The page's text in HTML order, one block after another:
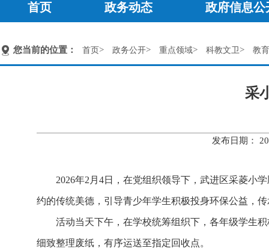
首页 政务动态 政府信息公
您当前的位置： 首页> 政务公开> 重点领域> 科教文卫> 教
采
发布日期：
2026年2月4日，在党组织领导下，武进区采菱小
约的传统美德，引导青少年学生积极投身环保公益，
活动当天下午，在学校统筹组织下，各年级学生
细致整理废纸，有序运送至指定回收点。